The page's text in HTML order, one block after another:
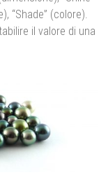
“Shade” (colore).
il valore di una